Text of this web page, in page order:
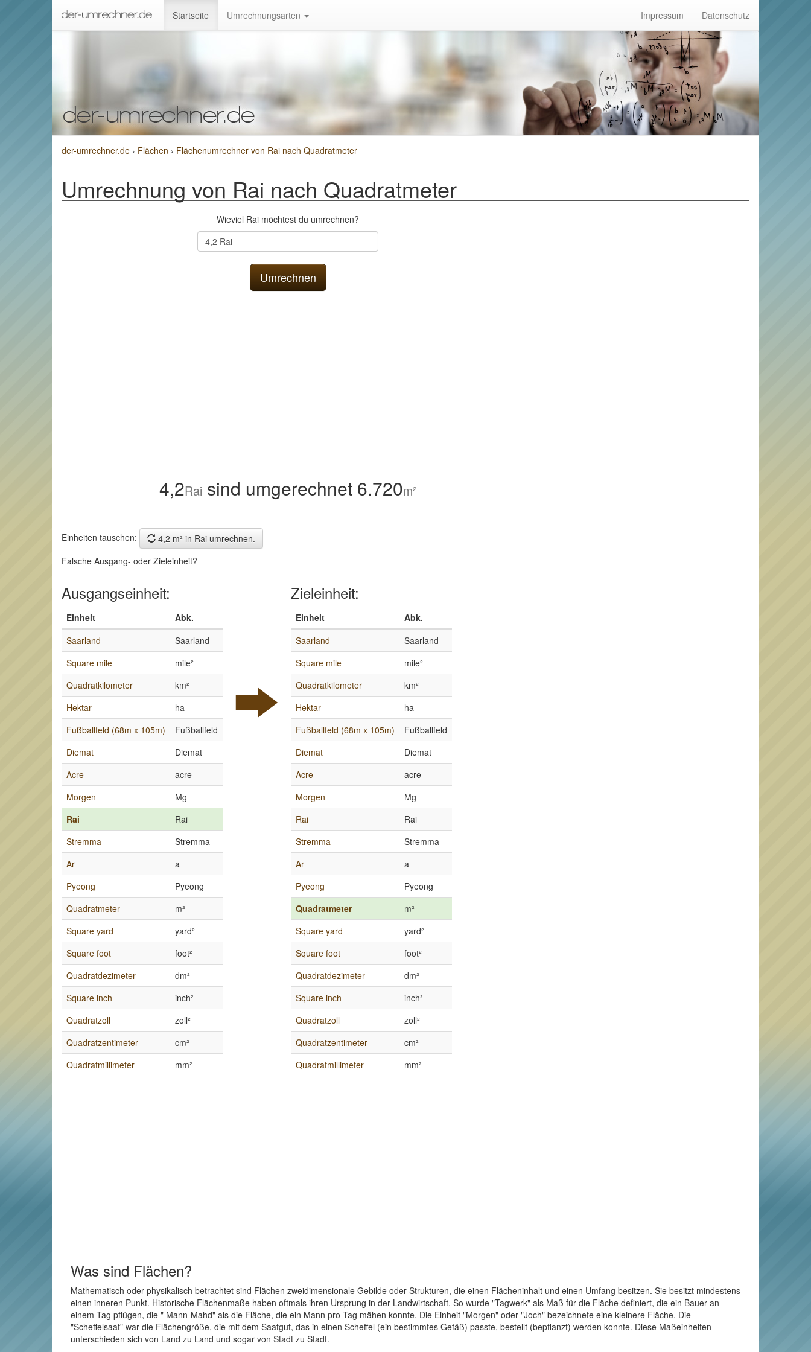
Startseite Umrechnungsarten Impressum Datenschutz
der-umrechner.de › Flächen › Flächenumrechner von Rai nach Quadratmeter
Umrechnung von Rai nach Quadratmeter
Wieviel Rai möchtest du umrechnen?
4,2Raisind umgerechnet 6.720m²
Einheiten tauschen:
4,2 m² in Rai umrechnen.
Falsche Ausgang- oder Zieleinheit?
Ausgangseinheit:
Einheit
Abk.
Saarland
Saarland
Square mile
mile²
Quadratkilometer
km²
Hektar
ha
Fußballfeld (68m x 105m)
Fußballfeld
Diemat
Diemat
Acre
acre
Morgen
Mg
Rai
Rai
Stremma
Stremma
Ar
a
Pyeong
Pyeong
Quadratmeter
m²
Square yard
yard²
Square foot
foot²
Quadratdezimeter
dm²
Square inch
inch²
Quadratzoll
zoll²
Quadratzentimeter
cm²
Quadratmillimeter
mm²
Zieleinheit:
Einheit
Abk.
Saarland
Saarland
Square mile
mile²
Quadratkilometer
km²
Hektar
ha
Fußballfeld (68m x 105m)
Fußballfeld
Diemat
Diemat
Acre
acre
Morgen
Mg
Rai
Rai
Stremma
Stremma
Ar
a
Pyeong
Pyeong
Quadratmeter
m²
Square yard
yard²
Square foot
foot²
Quadratdezimeter
dm²
Square inch
inch²
Quadratzoll
zoll²
Quadratzentimeter
cm²
Quadratmillimeter
mm²
Was sind Flächen?
Mathematisch oder physikalisch betrachtet sind Flächen zweidimensionale Gebilde oder Strukturen, die einen Flächeninhalt und einen Umfang besitzen. Sie besitzt mindestens
einen inneren Punkt. Historische Flächenmaße haben oftmals ihren Ursprung in der Landwirtschaft. So wurde "Tagwerk" als Maß für die Fläche definiert, die ein Bauer an
einem Tag pflügen, die " Mann-Mahd" als die Fläche, die ein Mann pro Tag mähen konnte. Die Einheit "Morgen" oder "Joch" bezeichnete eine kleinere Fläche. Die
"Scheffelsaat" war die Flächengröße, die mit dem Saatgut, das in einen Scheffel (ein bestimmtes Gefäß) passte, bestellt (bepflanzt) werden konnte. Diese Maßeinheiten
unterschieden sich von Land zu Land und sogar von Stadt zu Stadt.